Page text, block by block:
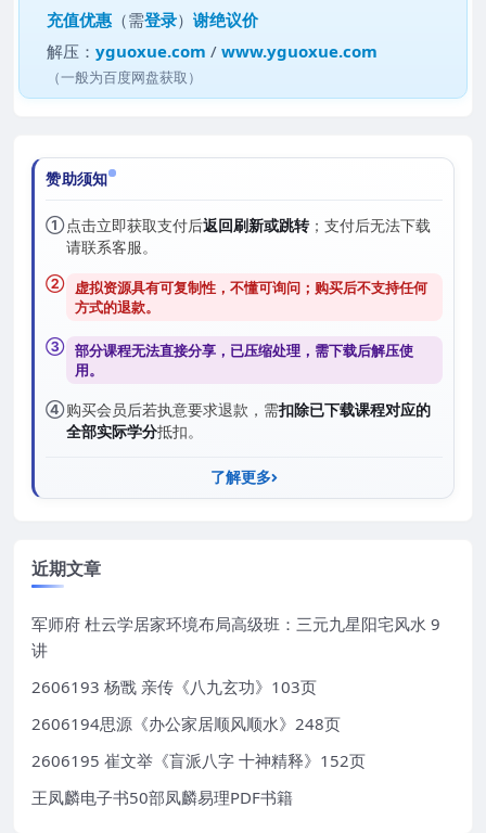
充值优惠 （需登录）谢绝议价
解压：yguoxue.com /www.yguoxue.com
（一般为百度网盘获取）
赞助须知
① 点击立即获取支付后返回刷新或跳转；支付后无法下载
请联系客服。
② 虚拟资源具有可复制性，不懂可询问；购买后不支持任何
方式的退款。
③ 部分课程无法直接分享，已压缩处理，需下载后解压使
用。
④购买会员后若执意要求退款，需扣除已下载课程对应的
全部实际学分抵扣。
了解更多
近期文章
军师府 杜云学居家环境布局高级班：三元九星阳宅风水 9
讲
2606193 杨戬 亲传《八九玄功》103页
2606194思源《办公家居顺风顺水》248页
2606195 崔文举《盲派八字 十神精释》152页
王凤麟电子书50部凤麟易理PDF书籍